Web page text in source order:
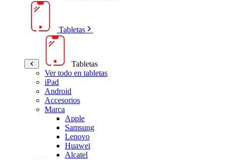
Tabletas
Tabletas
Ver todo en tabletas
iPad
Android
Accesorios
Marca
Apple
Samsung
Lenovo
Huawei
Alcatel